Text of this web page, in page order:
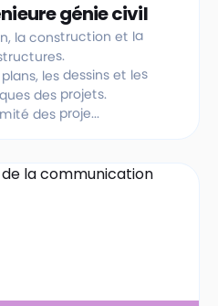
génie civil
la construction et la
les dessins et les
des projets.
des proje...